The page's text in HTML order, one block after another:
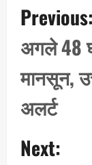
o
s
t
n
a
v
i
g
Previous:
अगले 48
मानसून,
अलर्ट
Next: